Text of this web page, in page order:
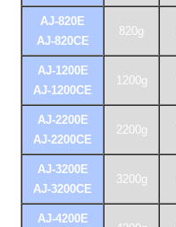
AJ-820E
AJ-820CE
820g
AJ-1200E
AJ-1200CE
1200g
AJ-2200E
AJ-2200CE
2200g
AJ-3200E
AJ-3200CE
3200g
AJ-4200E